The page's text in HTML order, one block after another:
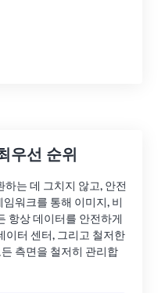
우선 순위
는 데 그치지 않고, 안전
워크를 통해 이미지, 비
항상 데이터를 안전하게
이터 센터, 그리고 철저한
측면을 철저히 관리합